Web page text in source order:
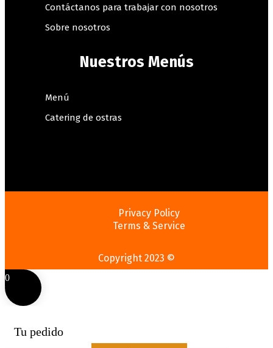
Contáctanos para trabajar con nosotros
Sobre nosotros
Nuestros Menús
Menú
Catering de ostras
Privacy Policy
Terms & Service
Copyright 2023 ©
0
Tu pedido